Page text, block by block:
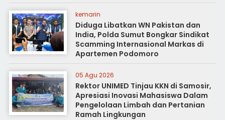
kemarin
Diduga Libatkan WN Pakistan dan
India, Polda Sumut Bongkar Sindikat
Scamming Internasional Markas di
Apartemen Podomoro
05 Agu 2026
Rektor UNIMED Tinjau KKN di Samosir,
Apresiasi Inovasi Mahasiswa Dalam
Pengelolaan Limbah dan Pertanian
Ramah Lingkungan